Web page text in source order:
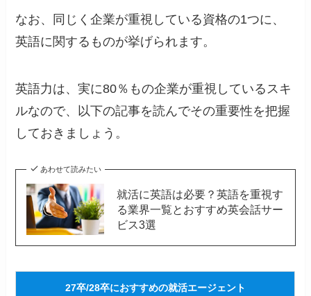
なお、同じく企業が重視している資格の1つに、
英語に関するものが挙げられます。
英語力は、実に80％もの企業が重視しているスキ
ルなので、以下の記事を読んでその重要性を把握
しておきましょう。
あわせて読みたい
就活に英語は必要？英語を重視す
る業界一覧とおすすめ英会話サー
ビス3選
27卒/28卒におすすめの就活エージェント